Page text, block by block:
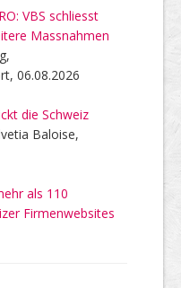
VBS schliesst
Massnahmen
06.08.2026
die Schweiz
Baloise,
als 110
Firmenwebsites